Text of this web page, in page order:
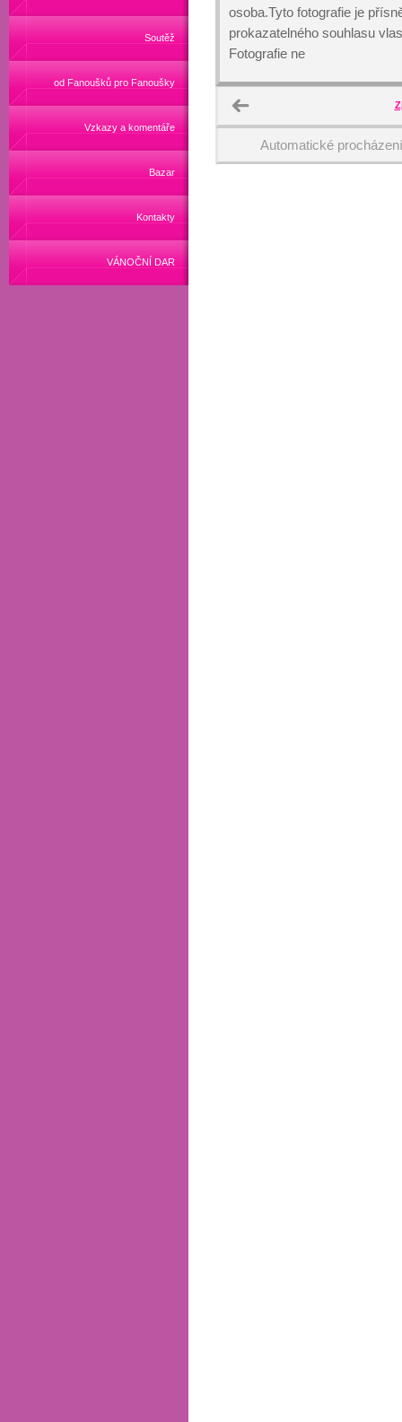
Soutěž
od Fanoušků pro Fanoušky
Vzkazy a komentáře
Bazar
Kontakty
VÁNOČNÍ DAR
osoba.Tyto fotografie je
prokazatelného souhlasu
Fotografie ne
Automatické